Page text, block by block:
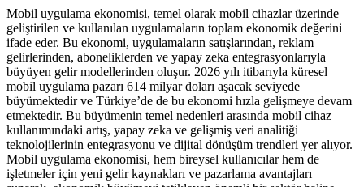
Mobil uygulama ekonomisi, temel olarak mobil cihazlar üzerinde
geliştirilen ve kullanılan uygulamaların toplam ekonomik değerini
ifade eder. Bu ekonomi, uygulamaların satışlarından, reklam
gelirlerinden, aboneliklerden ve yapay zeka entegrasyonlarıyla
büyüyen gelir modellerinden oluşur. 2026 yılı itibarıyla küresel
mobil uygulama pazarı 614 milyar doları aşacak seviyede
büyümektedir ve Türkiye’de de bu ekonomi hızla gelişmeye devam
etmektedir. Bu büyümenin temel nedenleri arasında mobil cihaz
kullanımındaki artış, yapay zeka ve gelişmiş veri analitiği
teknolojilerinin entegrasyonu ve dijital dönüşüm trendleri yer alıyor.
Mobil uygulama ekonomisi, hem bireysel kullanıcılar hem de
işletmeler için yeni gelir kaynakları ve pazarlama avantajları